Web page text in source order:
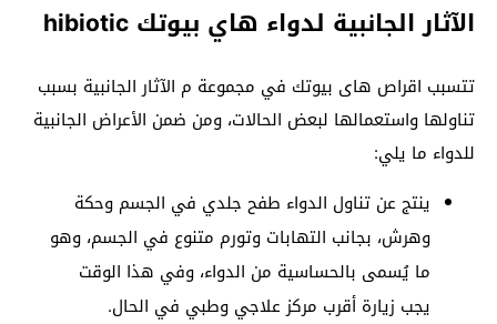
الآثار الجانبية لدواء هاي بيوتك hibiotic
تتسبب اقراص هاى بيوتك في مجموعة م الآثار الجانبية بسبب
تناولها واستعمالها لبعض الحالات، ومن ضمن الأعراض الجانبية
للدواء ما يلي:
ينتج عن تناول الدواء طفح جلدي في الجسم وحكة
وهرش، بجانب التهابات وتورم متنوع في الجسم، وهو
ما يُسمى بالحساسية من الدواء، وفي هذا الوقت
يجب زيارة أقرب مركز علاجي وطبي في الحال.